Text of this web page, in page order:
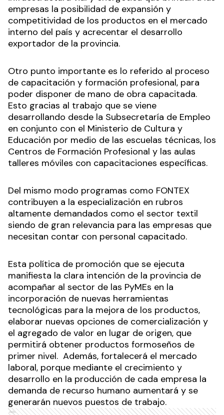
empresas la posibilidad de expansión y
competitividad de los productos en el mercado
interno del país y acrecentar el desarrollo
exportador de la provincia.
Otro punto importante es lo referido al proceso
de capacitación y formación profesional, para
poder disponer de mano de obra capacitada.
Esto gracias al trabajo que se viene
desarrollando desde la Subsecretaría de Empleo
en conjunto con el Ministerio de Cultura y
Educación por medio de las escuelas técnicas, los
Centros de Formación Profesional y las aulas
talleres móviles con capacitaciones específicas.
Del mismo modo programas como FONTEX
contribuyen a la especialización en rubros
altamente demandados como el sector textil
siendo de gran relevancia para las empresas que
necesitan contar con personal capacitado.
Esta política de promoción que se ejecuta
manifiesta la clara intención de la provincia de
acompañar al sector de las PyMEs en la
incorporación de nuevas herramientas
tecnológicas para la mejora de los productos,
elaborar nuevas opciones de comercialización y
el agregado de valor en lugar de origen, que
permitirá obtener productos formoseños de
primer nivel. Además, fortalecerá el mercado
laboral, porque mediante el crecimiento y
desarrollo en la producción de cada empresa la
demanda de recurso humano aumentará y se
generarán nuevos puestos de trabajo.
Ads